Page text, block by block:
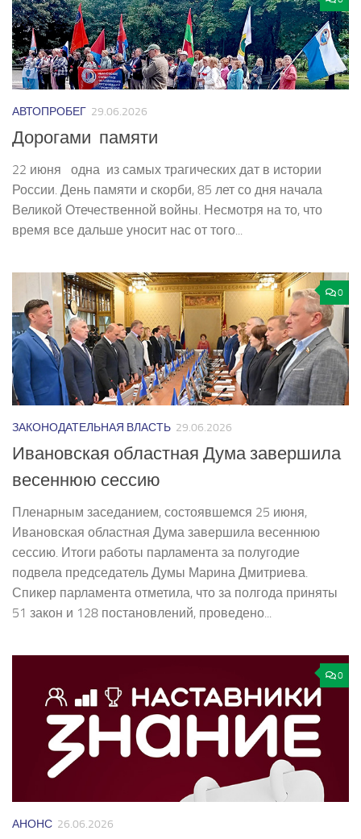
АВТОПРОБЕГ 29.06.2026
Дорогами памяти
22 июня ­ одна из самых трагических дат в истории
России. День памяти и скорби, 85 лет со дня начала
Великой Отечественной войны. Несмотря на то, что
время все дальше уносит нас от того...
0
ЗАКОНОДАТЕЛЬНАЯ ВЛАСТЬ 29.06.2026
Ивановская областная Дума завершила
весеннюю сессию
Пленарным заседанием, состоявшемся 25 июня,
Ивановская областная Дума завершила весеннюю
сессию. Итоги работы парламента за полугодие
подвела председатель Думы Марина Дмитриева.
Спикер парламента отметила, что за полгода приняты
51 закон и 128 постановлений, проведено...
0
АНОНС 26.06.2026